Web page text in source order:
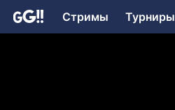
Стримы Турниры